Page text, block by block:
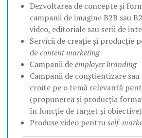
Dezvoltarea de concepte și
campanii de imagine B2B sau
video, editoriale sau serii de
Servicii de creație și producție
decontent marketing
Campanii deemployer branding
Campanii de conștientizare sau
croite pe o temă relevantă
(propunerea și producția
în funcție de target și obiective)
Produse video pentruself-